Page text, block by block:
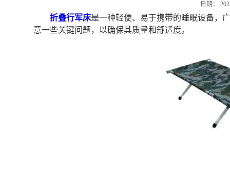
日期：
折叠行军床是一种轻便、易于携带的睡眠设备，
意一些关键问题，以确保其质量和舒适度。